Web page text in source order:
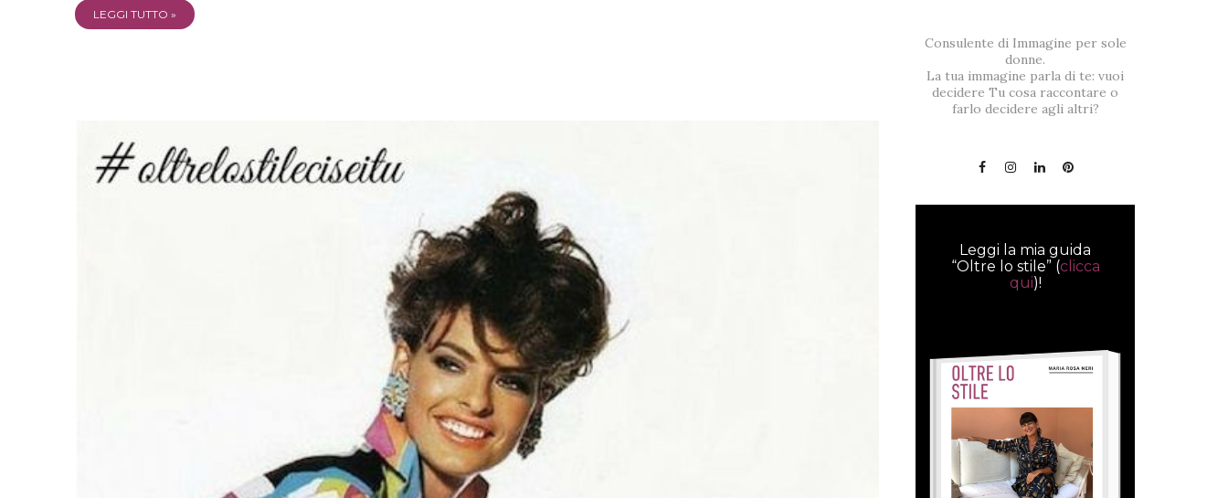
LEGGI TUTTO »
Consulente di Immagine per sole
donne.
La tua immagine parla di te: vuoi
decidere Tu cosa raccontare o
farlo decidere agli altri?
Leggi la mia guida
“Oltre lo stile” (clicca
qui)!